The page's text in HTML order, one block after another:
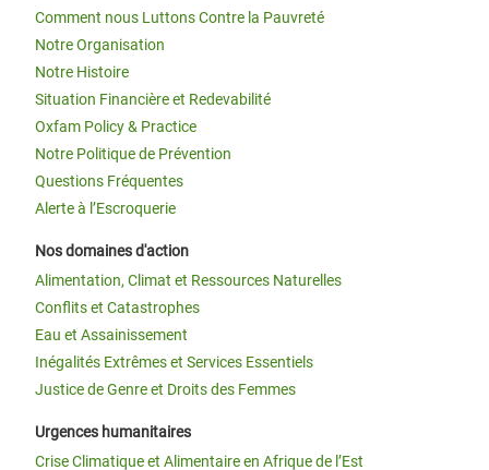
Comment nous Luttons Contre la Pauvreté
Notre Organisation
Notre Histoire
Situation Financière et Redevabilité
Oxfam Policy & Practice
Notre Politique de Prévention
Questions Fréquentes
Alerte à l’Escroquerie
Nos domaines d'action
Alimentation, Climat et Ressources Naturelles
Conflits et Catastrophes
Eau et Assainissement
Inégalités Extrêmes et Services Essentiels
Justice de Genre et Droits des Femmes
Urgences humanitaires
Crise Climatique et Alimentaire en Afrique de l’Est